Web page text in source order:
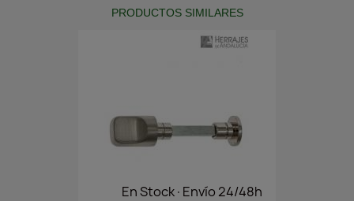
PRODUCTOS SIMILARES
En Stock·Envío 24/48h